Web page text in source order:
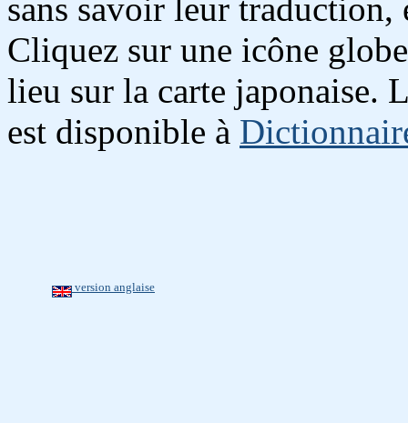
sans savoir leur
Cliquez sur une icône
lieu sur la carte japonaise.
est disponible à
version anglaise